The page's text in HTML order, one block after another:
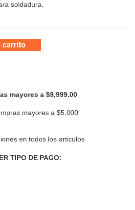
soldadura.
carrito
mayores a $9,999.00
mayores a $5,000
en todos los articulos
TIPO DE PAGO: